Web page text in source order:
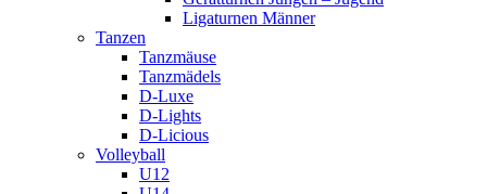
Ligaturnen Männer
Tanzen
Tanzmäuse
Tanzmädels
D-Luxe
D-Lights
D-Licious
Volleyball
U12